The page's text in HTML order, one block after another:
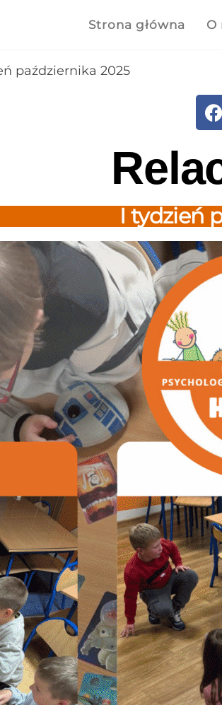
Strona główna O
października 2025
I tydzień